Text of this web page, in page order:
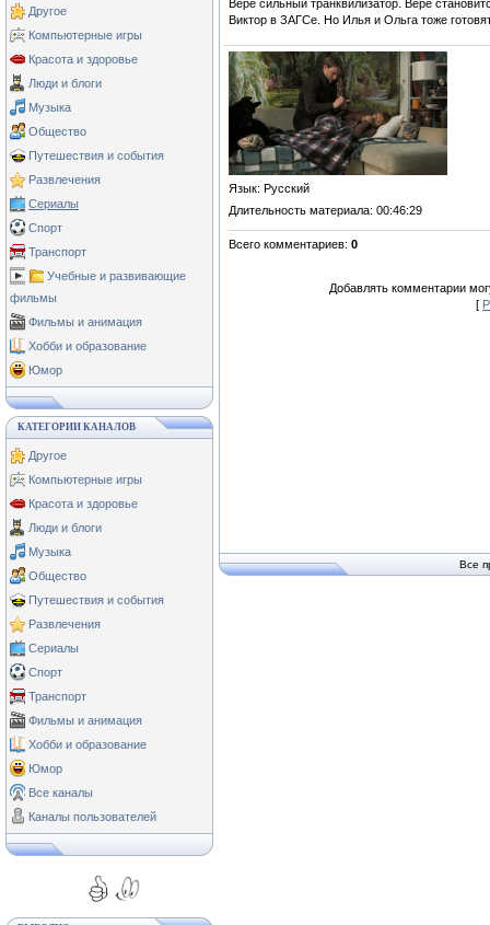
Другое
Компьютерные игры
Красота и здоровье
Люди и блоги
Музыка
Общество
Путешествия и события
Развлечения
Сериалы
Спорт
Транспорт
Учебные и развивающие
фильмы
Фильмы и анимация
Хобби и образование
Юмор
КАТЕГОРИИ КАНАЛОВ
Другое
Компьютерные игры
Красота и здоровье
Люди и блоги
Музыка
Общество
Путешествия и события
Развлечения
Сериалы
Спорт
Транспорт
Фильмы и анимация
Хобби и образование
Юмор
Все каналы
Каналы пользователей
Вере сильный транквилизатор. Вере
Виктор в ЗАГСе. Но Илья и Ольга тоже
Язык: Русский
Длительность материала: 00:46:29
Всего комментариев: 0
Добавлять комментарии
[
Все